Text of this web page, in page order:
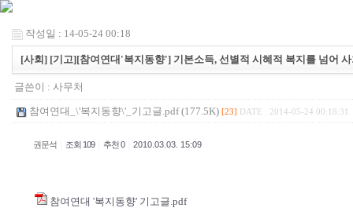
작성일 : 14-05-24 00:18
[사회] [기고][참여연대'복지동향'] 기본소득, 선별적 시혜적 복지를 넘어
글쓴이 : 사무처
참여연대_\'복지동향\'_기고글.pdf (177.5K) [23] DATE : 2014-05-24 00:18:31
권문석 조회 109 추천 0 2010.03.03. 15:09
참여연대 '복지동향' 기고글.pdf